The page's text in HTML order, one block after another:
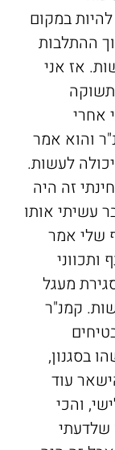
במקום
ההתלבות
אז אני
אחרי
והוא אמר
לעשות.
זה היה
עשיתי אותו
שלי אמר
מעגל
קמנ"ר
בסגנון,
עוד
והכי
שלדעתי